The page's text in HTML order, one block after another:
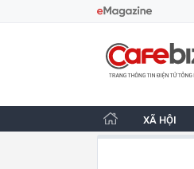
CafeBiz - Trang
XÃ HỘI